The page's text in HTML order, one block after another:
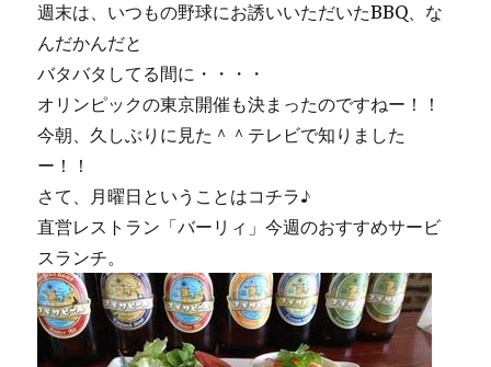
ト
１
３
週末は、いつもの野球にお誘いいただいたBBQ、な
んだかんだと
バタバタしてる間に・・・・
オリンピックの東京開催も決まったのですねー！！
今朝、久しぶりに見た＾＾テレビで知りました
ー！！
さて、月曜日ということはコチラ♪
直営レストラン「バーリィ」今週のおすすめサービ
スランチ。